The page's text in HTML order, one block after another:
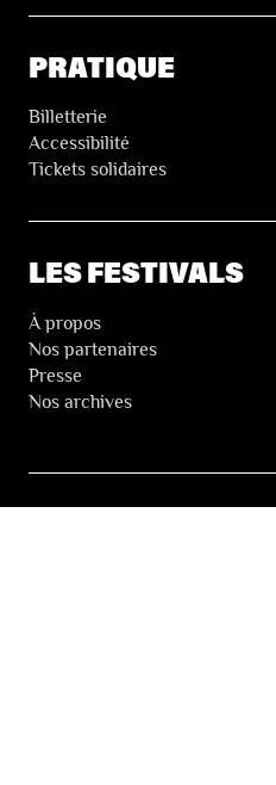
PRATIQUE
Billetterie
Accessibilité
Tickets solidaires
LES FESTIVALS
À propos
Nos partenaires
Presse
Nos archives